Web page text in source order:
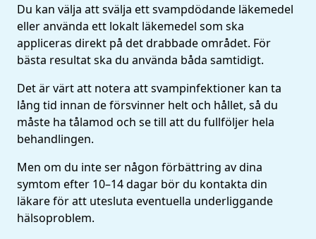
Du kan välja att svälja ett svampdödande läkemedel
eller använda ett lokalt läkemedel som ska
appliceras direkt på det drabbade området. För
bästa resultat ska du använda båda samtidigt.
Det är värt att notera att svampinfektioner kan ta
lång tid innan de försvinner helt och hållet, så du
måste ha tålamod och se till att du fullföljer hela
behandlingen.
Men om du inte ser någon förbättring av dina
symtom efter 10–14 dagar bör du kontakta din
läkare för att utesluta eventuella underliggande
hälsoproblem.